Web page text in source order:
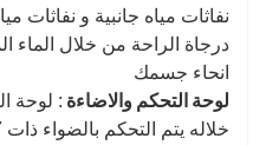
نفاثات مياه جانبية و
درجاة الراحة من خلال الماء
انحاء جسمك
لوحة التحكم والاضاءة : لوحة